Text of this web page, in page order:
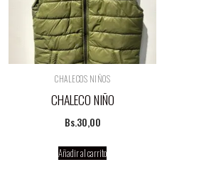
CHALECOS NIÑOS
CHALECO NIÑO
Bs.30,00
Añadir al carrito